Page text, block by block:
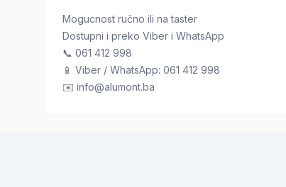
Mogucnost ručno ili na taster
Dostupni i preko Viber i WhatsApp
📞 061 412 998
📱 Viber / WhatsApp: 061 412 998
✉️ info@alumont.ba